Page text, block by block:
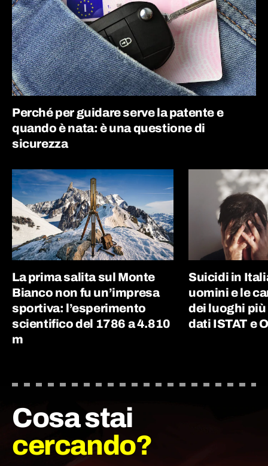
Perché per guidare serve la patente e
quando è nata: è una questione di
sicurezza
La prima salita sul Monte
Bianco non fu un’impresa
sportiva: l’esperimento
scientifico del 1786 a 4.810
m
Suicidi in
uomini e le
dei luoghi
dati ISTAT e
Cosa stai
cercando?